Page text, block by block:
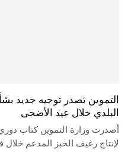
التموين تصدر توجيه جديد
البلدي خلال عيد الأضحى
أصدرت وزارة التموين كتاب
لإنتاج رغيف الخبز المدعم